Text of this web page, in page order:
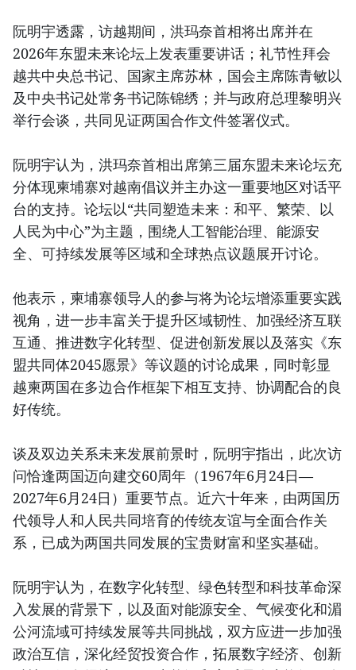
阮明宇透露，访越期间，洪玛奈首相将出席并在
2026年东盟未来论坛上发表重要讲话；礼节性拜会
越共中央总书记、国家主席苏林，国会主席陈青敏以
及中央书记处常务书记陈锦绣；并与政府总理黎明兴
举行会谈，共同见证两国合作文件签署仪式。
阮明宇认为，洪玛奈首相出席第三届东盟未来论坛充
分体现柬埔寨对越南倡议并主办这一重要地区对话平
台的支持。论坛以“共同塑造未来：和平、繁荣、以
人民为中心”为主题，围绕人工智能治理、能源安
全、可持续发展等区域和全球热点议题展开讨论。
他表示，柬埔寨领导人的参与将为论坛增添重要实践
视角，进一步丰富关于提升区域韧性、加强经济互联
互通、推进数字化转型、促进创新发展以及落实《东
盟共同体2045愿景》等议题的讨论成果，同时彰显
越柬两国在多边合作框架下相互支持、协调配合的良
好传统。
谈及双边关系未来发展前景时，阮明宇指出，此次访
问恰逢两国迈向建交60周年（1967年6月24日—
2027年6月24日）重要节点。近六十年来，由两国历
代领导人和人民共同培育的传统友谊与全面合作关
系，已成为两国共同发展的宝贵财富和坚实基础。
阮明宇认为，在数字化转型、绿色转型和科技革命深
入发展的背景下，以及面对能源安全、气候变化和湄
公河流域可持续发展等共同挑战，双方应进一步加强
政治互信，深化经贸投资合作，拓展数字经济、创新